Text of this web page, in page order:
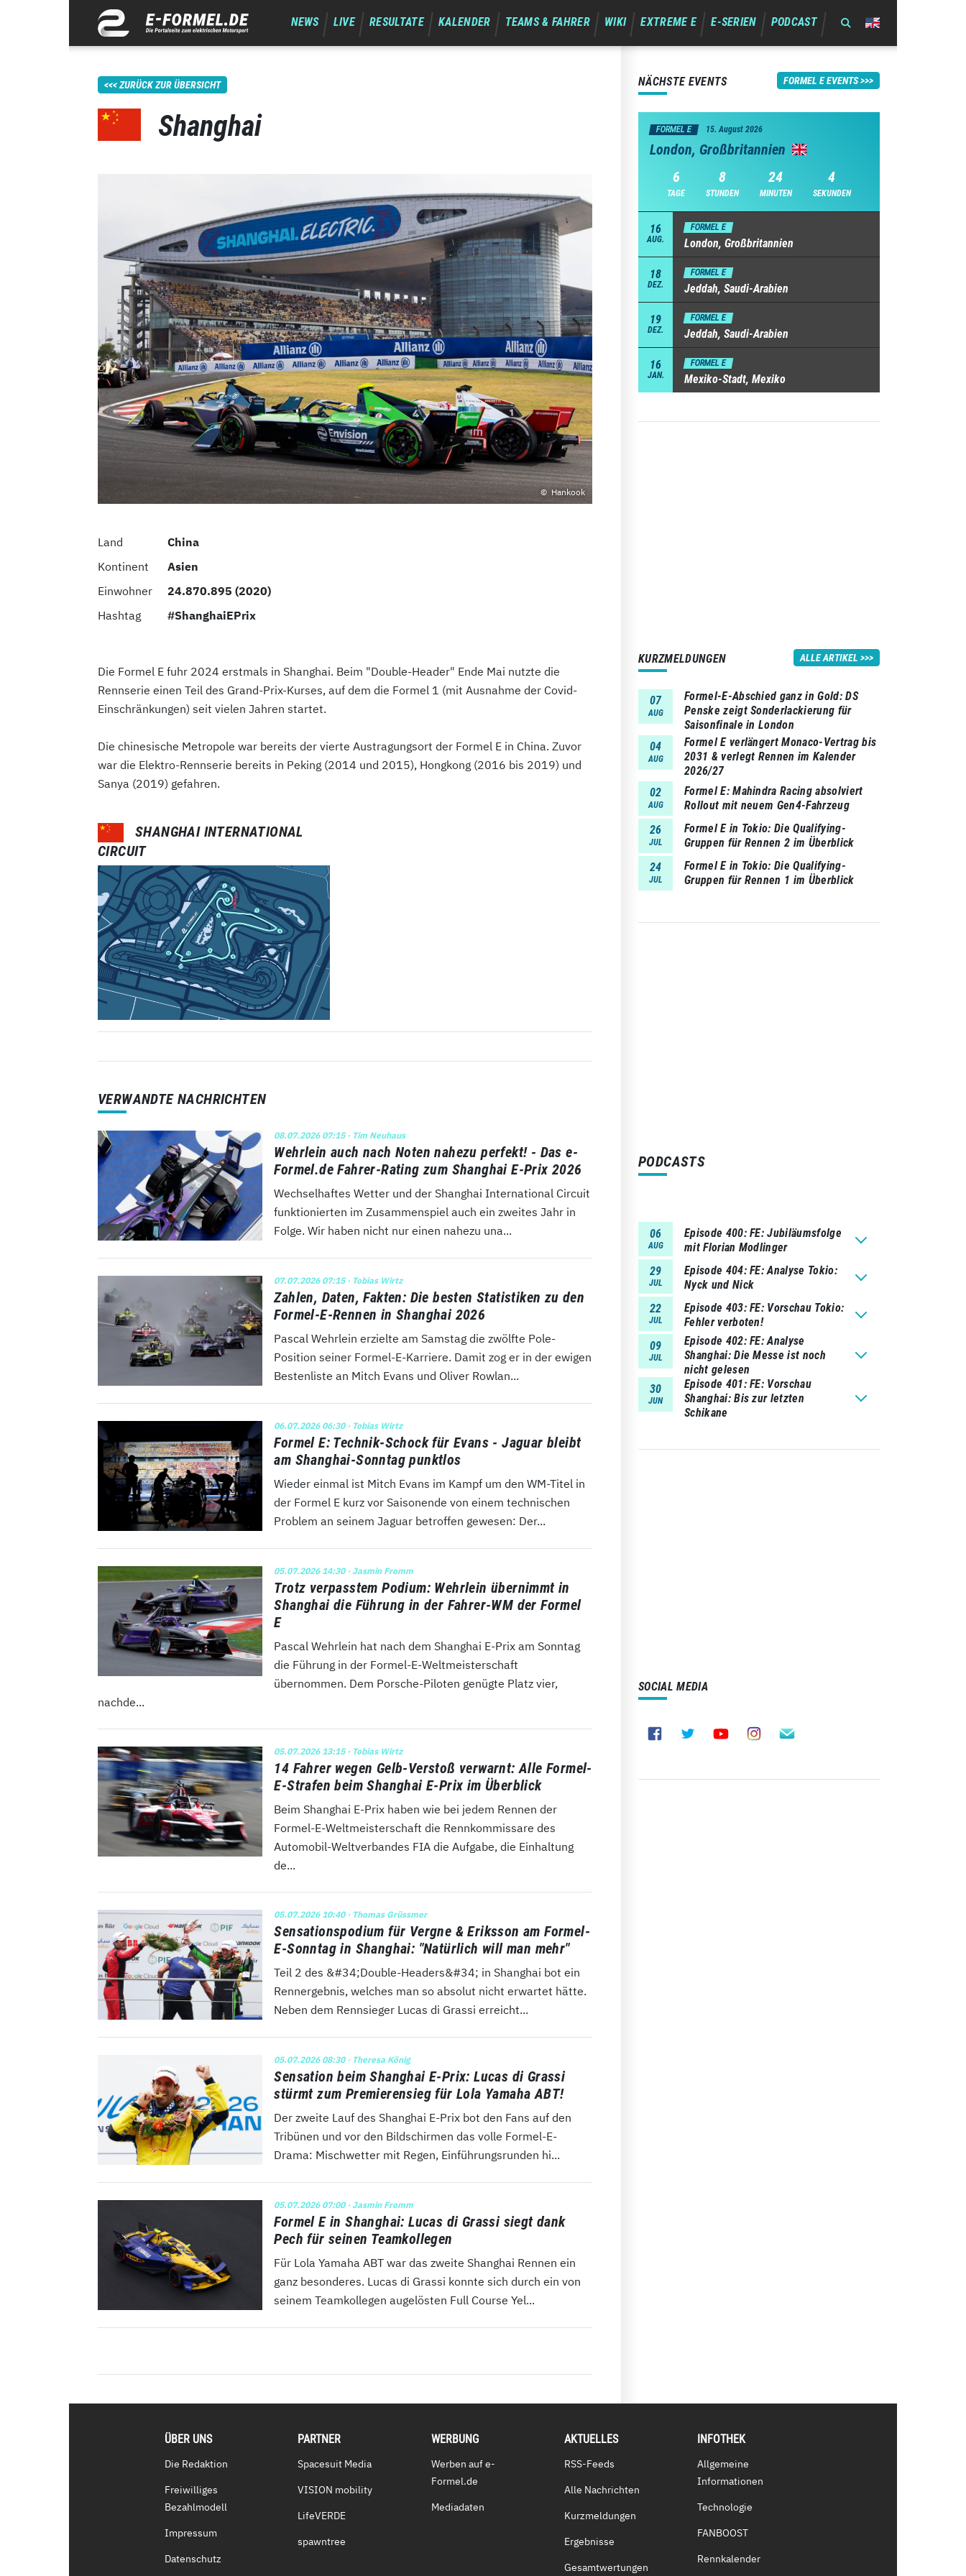
NEWS LIVE RESULTATE KALENDER TEAMS & FAHRER WIKI EXTREME E E-SERIEN PODCAST
ZURÜCK ZUR ÜBERSICHT
Shanghai
Hankook
Land
China
Kontinent
Asien
Einwohner
24.870.895 (2020)
Hashtag
#ShanghaiEPrix
Die Formel E fuhr 2024 erstmals in Shanghai. Beim "Double-Header" Ende Mai nutzte die
Rennserie einen Teil des Grand-Prix-Kurses, auf dem die Formel 1 (mit Ausnahme der Covid-
Einschränkungen) seit vielen Jahren startet.
Die chinesische Metropole war bereits der vierte Austragungsort der Formel E in China. Zuvor
war die Elektro-Rennserie bereits in Peking (2014 und 2015), Hongkong (2016 bis 2019) und
Sanya (2019) gefahren.
SHANGHAI INTERNATIONAL
CIRCUIT
VERWANDTE NACHRICHTEN
08.07.2026 07:15· Tim Neuhaus
Wehrlein auch nach Noten nahezu perfekt! - Das e-
Formel.de Fahrer-Rating zum Shanghai E-Prix 2026
Wechselhaftes Wetter und der Shanghai International Circuit
funktionierten im Zusammenspiel auch ein zweites Jahr in
Folge. Wir haben nicht nur einen nahezu una...
07.07.2026 07:15· Tobias Wirtz
Zahlen, Daten, Fakten: Die besten Statistiken zu den
Formel-E-Rennen in Shanghai 2026
Pascal Wehrlein erzielte am Samstag die zwölfte Pole-
Position seiner Formel-E-Karriere. Damit zog er in der ewigen
Bestenliste an Mitch Evans und Oliver Rowlan...
06.07.2026 06:30· Tobias Wirtz
Formel E: Technik-Schock für Evans - Jaguar bleibt
am Shanghai-Sonntag punktlos
Wieder einmal ist Mitch Evans im Kampf um den WM-Titel in
der Formel E kurz vor Saisonende von einem technischen
Problem an seinem Jaguar betroffen gewesen: Der...
05.07.2026 14:30· Jasmin Fromm
Trotz verpasstem Podium: Wehrlein übernimmt in
Shanghai die Führung in der Fahrer-WM der Formel
E
Pascal Wehrlein hat nach dem Shanghai E-Prix am Sonntag
die Führung in der Formel-E-Weltmeisterschaft
übernommen. Dem Porsche-Piloten genügte Platz vier,
nachde...
05.07.2026 13:15· Tobias Wirtz
14 Fahrer wegen Gelb-Verstoß verwarnt: Alle Formel-
E-Strafen beim Shanghai E-Prix im Überblick
Beim Shanghai E-Prix haben wie bei jedem Rennen der
Formel-E-Weltmeisterschaft die Rennkommissare des
Automobil-Weltverbandes FIA die Aufgabe, die Einhaltung
de...
05.07.2026 10:40· Thomas Grüssmer
Sensationspodium für Vergne & Eriksson am Formel-
E-Sonntag in Shanghai: "Natürlich will man mehr"
Teil 2 des &#34;Double-Headers&#34; in Shanghai bot ein
Rennergebnis, welches man so absolut nicht erwartet hätte.
Neben dem Rennsieger Lucas di Grassi erreicht...
05.07.2026 08:30· Theresa König
Sensation beim Shanghai E-Prix: Lucas di Grassi
stürmt zum Premierensieg für Lola Yamaha ABT!
Der zweite Lauf des Shanghai E-Prix bot den Fans auf den
Tribünen und vor den Bildschirmen das volle Formel-E-
Drama: Mischwetter mit Regen, Einführungsrunden hi...
05.07.2026 07:00· Jasmin Fromm
Formel E in Shanghai: Lucas di Grassi siegt dank
Pech für seinen Teamkollegen
Für Lola Yamaha ABT war das zweite Shanghai Rennen ein
ganz besonderes. Lucas di Grassi konnte sich durch ein von
seinem Teamkollegen augelösten Full Course Yel...
NÄCHSTE EVENTS FORMEL E EVENTS
FORMEL E 15. August 2026
London, Großbritannien
6
TAGE
8
STUNDEN
24
MINUTEN
3
SEKUNDEN
16
AUG.
FORMEL E
London, Großbritannien
18
DEZ.
FORMEL E
Jeddah, Saudi-Arabien
19
DEZ.
FORMEL E
Jeddah, Saudi-Arabien
16
JAN.
FORMEL E
Mexiko-Stadt, Mexiko
KURZMELDUNGEN ALLE ARTIKEL
07
AUG
Formel-E-Abschied ganz in Gold: DS
Penske zeigt Sonderlackierung für
Saisonfinale in London
04
AUG
Formel E verlängert Monaco-Vertrag bis
2031 & verlegt Rennen im Kalender
2026/27
02
AUG
Formel E: Mahindra Racing absolviert
Rollout mit neuem Gen4-Fahrzeug
26
JUL
Formel E in Tokio: Die Qualifying-
Gruppen für Rennen 2 im Überblick
24
JUL
Formel E in Tokio: Die Qualifying-
Gruppen für Rennen 1 im Überblick
PODCASTS
06
AUG
Episode 400 FE: Jubiläumsfolge
mit Florian Modlinger
29
JUL
Episode 404 FE: Analyse Tokio:
Nyck und Nick
22
JUL
Episode 403 FE: Vorschau Tokio:
Fehler verboten!
09
JUL
Episode 402 FE: Analyse
Shanghai: Die Messe ist noch
nicht gelesen
30
JUN
Episode 401 FE: Vorschau
Shanghai: Bis zur letzten
Schikane
SOCIAL MEDIA
ÜBER UNS
Die Redaktion
Freiwilliges
Bezahlmodell
Impressum
Datenschutz
PARTNER
Spacesuit Media
VISION mobility
LifeVERDE
spawntree
WERBUNG
Werben auf e-
Formel.de
Mediadaten
AKTUELLES
RSS-Feeds
Alle Nachrichten
Kurzmeldungen
Ergebnisse
Gesamtwertungen
INFOTHEK
Allgemeine
Informationen
Technologie
FANBOOST
Rennkalender